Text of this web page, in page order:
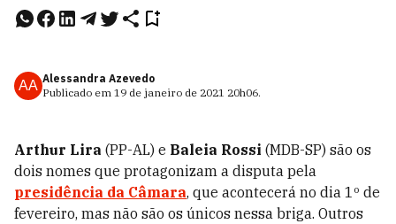
AA Alessandra Azevedo
Publicado em 19 de janeiro de 2021 20h06.
Arthur Lira (PP-AL) e Baleia Rossi (MDB-SP) são os
dois nomes que protagonizam a disputa pela
presidência da Câmara, que acontecerá no dia 1º de
fevereiro, mas não são os únicos nessa briga. Outros